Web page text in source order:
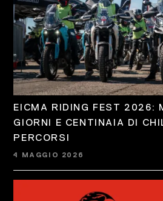
EICMA RIDING FEST 2026:
GIORNI E CENTINAIA DI
PERCORSI
4 MAGGIO 2026